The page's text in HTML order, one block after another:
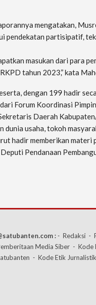
mengatakan,
pendekatan partisipatif,
masukan dari para
tahun 2023,” kata
dengan 199 hadir
Forum Koordinasi
Daerah
usaha, tokoh
hadir memberikan materi
Pendanaan
: - Redaksi -
Media Siber - Kode
- Kode Etik Jurnalistik